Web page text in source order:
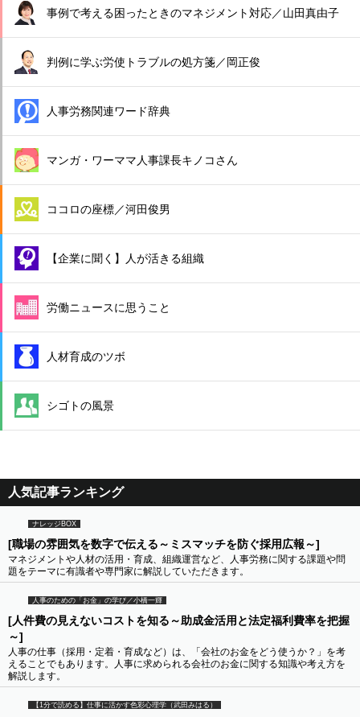
事例で考える困ったときのマネジメント対応／山田真由子
判例に学ぶ労使トラブルの処方箋／岡正俊
人事労務関連ワード辞典
マンガ・ワーママ人事課長キノコさん
ココロの座標／河田俊男
【企業に聞く】人が活きる組織
労働ニュースに思うこと
人材育成のツボ
シゴトの風景
人気記事ランキング
ナレッジBOX
[職場の雰囲気を数字で伝える～ミスマッチを防ぐ採用広報～]
マネジメントや人材の活用・育成、組織運営など、人事労務に関する課題や問
題をテーマに有識者や専門家に解説していただきます。
人事のための「お金」の学び／小橋一輝
[人件費の見えないコストを知る～助成金活用と法定福利費率を把握
～]
人事の仕事（採用・定着・育成など）は、「会社のお金をどう使うか？」を考
えることでもあります。人事に求められる会社のお金に関する知識や考え方を
解説します。
【1分で読める】仕事に活かす色彩心理学（武田みはる）